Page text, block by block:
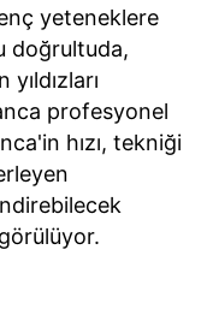
yeteneklere
doğrultuda,
profesyonel
hızı, tekniği